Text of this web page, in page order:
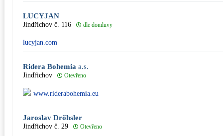
LUCYJAN
Jindřichov č. 116 dle domluvy
lucyjan.com
Ridera Bohemia a.s.
Jindřichov Otevřeno
www.riderabohemia.eu
Jaroslav Drőhsler
Jindřichov č. 29 Otevřeno